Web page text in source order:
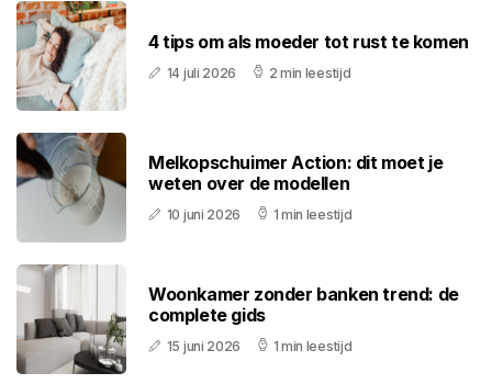
4 tips om als moeder tot rust te komen
14 juli 2026 2 min leestijd
Melkopschuimer Action: dit moet je
weten over de modellen
10 juni 2026 1 min leestijd
Woonkamer zonder banken trend: de
complete gids
15 juni 2026 1 min leestijd